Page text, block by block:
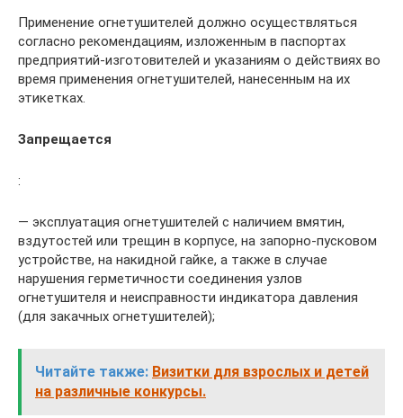
Применение огнетушителей должно осуществляться
согласно рекомендациям, изложенным в паспортах
предприятий-изготовителей и указаниям о действиях во
время применения огнетушителей, нанесенным на их
этикетках.
Запрещается
:
— эксплуатация огнетушителей с наличием вмятин,
вздутостей или трещин в корпусе, на запорно-пусковом
устройстве, на накидной гайке, а также в случае
нарушения герметичности соединения узлов
огнетушителя и неисправности индикатора давления
(для закачных огнетушителей);
Читайте также: Визитки для взрослых и детей
на различные конкурсы.